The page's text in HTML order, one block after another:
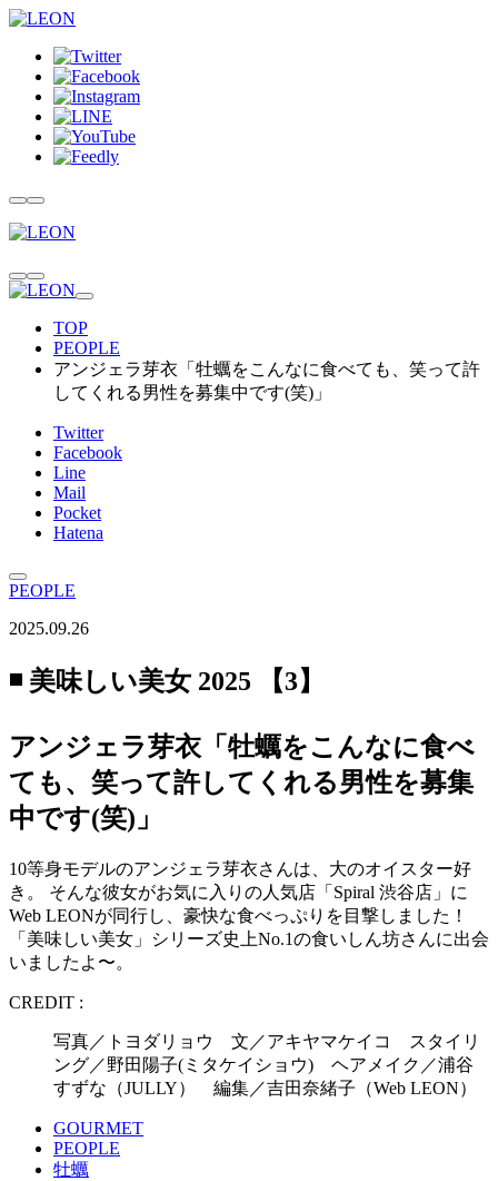
TOP
PEOPLE
アンジェラ芽衣「牡蠣をこんなに食べても、笑って許
してくれる男性を募集中です(笑)」
Twitter
Facebook
Line
Mail
Pocket
Hatena
PEOPLE
2025.09.26
◾️ 美味しい美女 2025 【3】
アンジェラ芽衣「牡蠣をこんなに食べ
ても、笑って許してくれる男性を募集
中です(笑)」
10等身モデルのアンジェラ芽衣さんは、大のオイスター好
き。 そんな彼女がお気に入りの人気店「Spiral 渋谷店」に
Web LEONが同行し、豪快な食べっぷりを目撃しました！
「美味しい美女」シリーズ史上No.1の食いしん坊さんに出会
いましたよ〜。
CREDIT :
写真／トヨダリョウ 文／アキヤマケイコ スタイリ
ング／野田陽子(ミタケイショウ) ヘアメイク／浦谷
すずな（JULLY） 編集／吉田奈緒子（Web LEON）
GOURMET
PEOPLE
牡蠣